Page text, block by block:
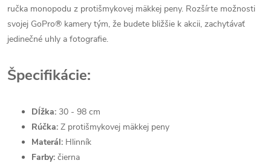
ručka monopodu z protišmykovej mäkkej peny. Rozšírte možnosti
svojej GoPro® kamery tým, že budete bližšie k akcii, zachytávať
jedinečné uhly a fotografie.
Špecifikácie:
Dĺžka: 30 - 98 cm
Rúčka: Z protišmykovej mäkkej peny
Materál: Hlinník
Farby: čierna